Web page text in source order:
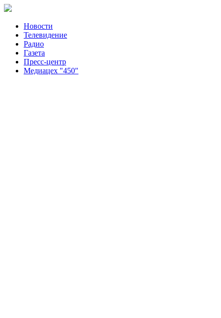
Новости
Телевидение
Радио
Газета
Пресс-центр
Медиацех "450"